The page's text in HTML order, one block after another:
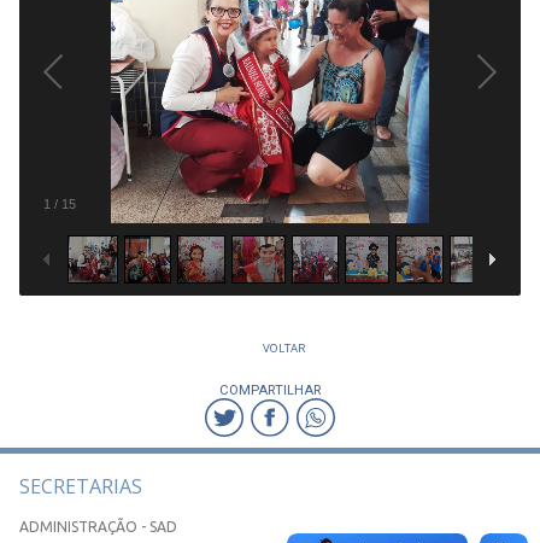
1 / 15
VOLTAR
COMPARTILHAR
SECRETARIAS
ADMINISTRAÇÃO - SAD